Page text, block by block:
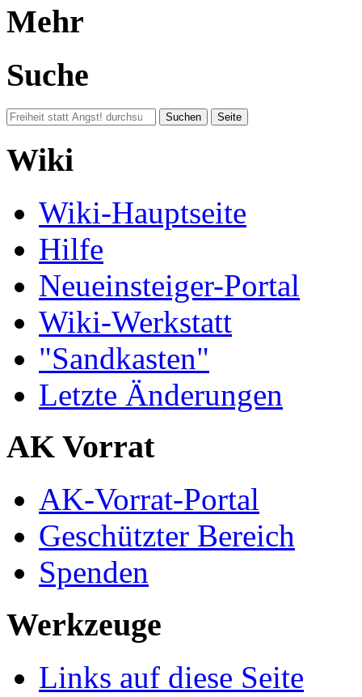
Mehr
Suche
Wiki
Wiki-Hauptseite
Hilfe
Neueinsteiger-Portal
Wiki-Werkstatt
"Sandkasten"
Letzte Änderungen
AK Vorrat
AK-Vorrat-Portal
Geschützter Bereich
Spenden
Werkzeuge
Links auf diese Seite